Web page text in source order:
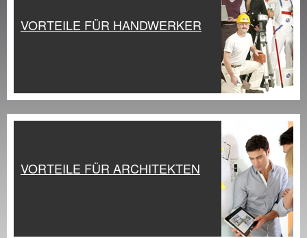
Farbauswahl
Blog
VORTEILE FÜR HANDWERKER
VORTEILE FÜR ARCHITEKTEN